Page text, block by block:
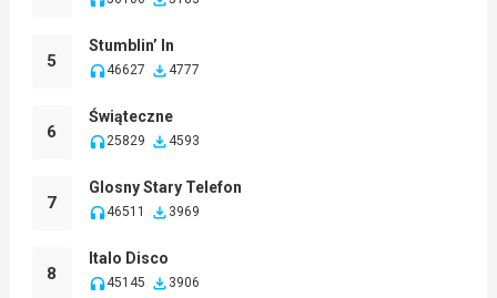
5
Stumblin’ In
46627 4777
6
Świąteczne
25829 4593
7
Glosny Stary Telefon
46511 3969
8
Italo Disco
45145 3906